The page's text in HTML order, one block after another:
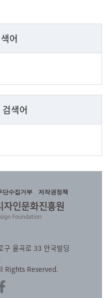
어
색어
단수집거부 저작권정책
율곡로 33 안국빌딩
Rights Reserved.